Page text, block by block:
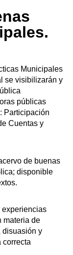
Municipales
se visibilizarán y
públicas
Participación
Cuentas y
de buenas
disponible
materia de
disuasión y
correcta